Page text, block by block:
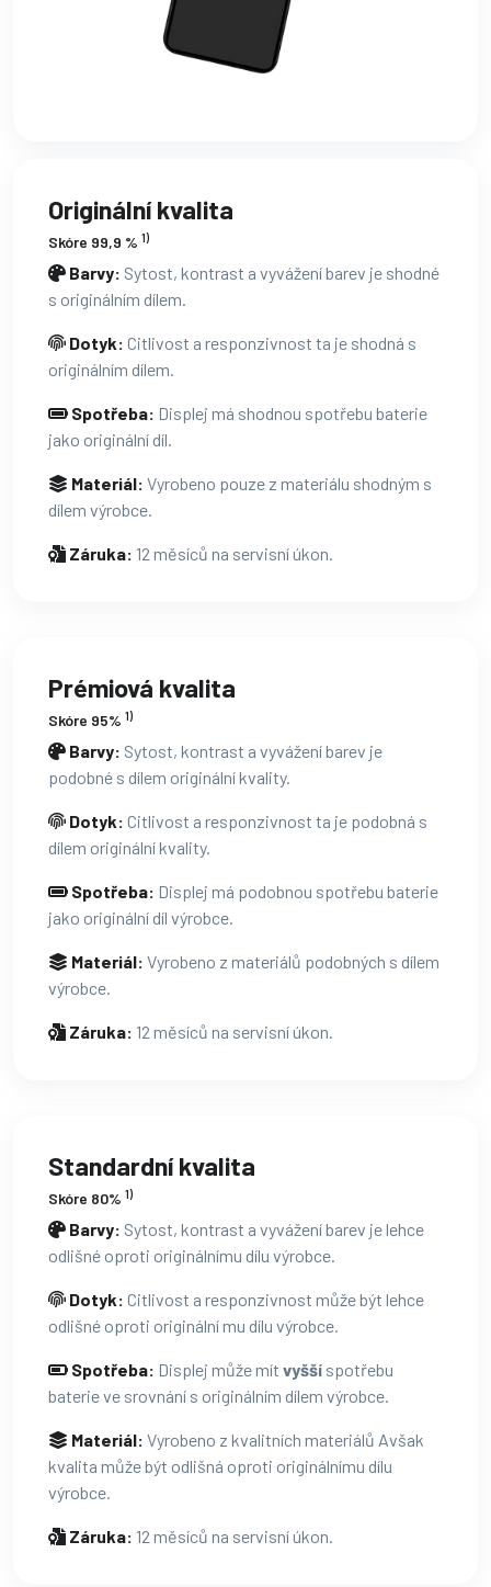
Originální kvalita
Skóre 99,9 % 1)
Barvy: Sytost, kontrast a vyvážení barev je shodné
s originálním dílem.
Dotyk: Citlivost a responzivnost ta je shodná s
originálním dílem.
Spotřeba: Displej má shodnou spotřebu baterie
jako originální díl.
Materiál: Vyrobeno pouze z materiálu shodným s
dílem výrobce.
Záruka: 12 měsíců na servisní úkon.
Prémiová kvalita
Skóre 95% 1)
Barvy: Sytost, kontrast a vyvážení barev je
podobné s dílem originální kvality.
Dotyk: Citlivost a responzivnost ta je podobná s
dílem originální kvality.
Spotřeba: Displej má podobnou spotřebu baterie
jako originální díl výrobce.
Materiál: Vyrobeno z materiálů podobných s dílem
výrobce.
Záruka: 12 měsíců na servisní úkon.
Standardní kvalita
Skóre 80% 1)
Barvy: Sytost, kontrast a vyvážení barev je lehce
odlišné oproti originálnímu dílu výrobce.
Dotyk: Citlivost a responzivnost může být lehce
odlišné oproti originální mu dílu výrobce.
Spotřeba: Displej může mít vyšší spotřebu
baterie ve srovnání s originálním dílem výrobce.
Materiál: Vyrobeno z kvalitních materiálů Avšak
kvalita může být odlišná oproti originálnímu dílu
výrobce.
Záruka: 12 měsíců na servisní úkon.